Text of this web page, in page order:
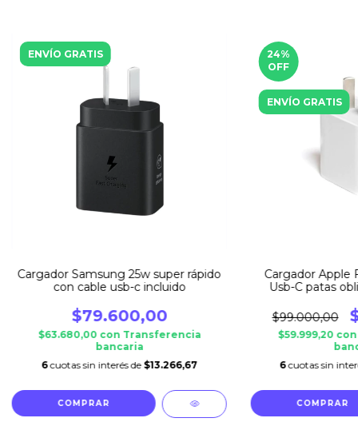
ENVÍO GRATIS
Cargador Samsung 25w super rápido
con cable usb-c incluido
$79.600,00
$63.680,00 con Transferencia
bancaria
6 cuotas sin interés de $13.266,67
24%
OFF
ENVÍO GRATIS
Cargador Apple
Usb-C patas
$99.000,00
$59.999,20 con
6 cuotas sin